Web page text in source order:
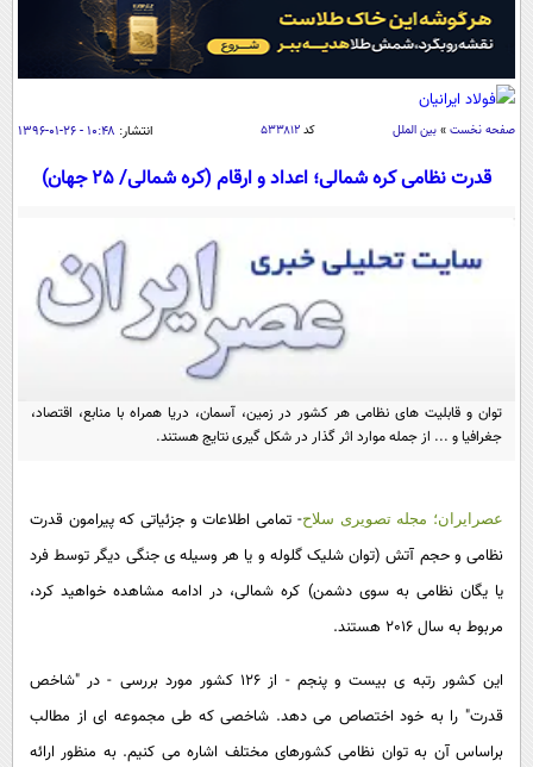
نظرسنجی
آب و هوا
اوقات شرعی
سواد زندگی
سیاسی
اقتصادی
جامعه
حوادث
یک برش دانایی
سفر و تفریح
بین الملل
علم و دانش
باشگاه مغز
سرگرمی
فناوری
عصر ایران 2
پیامک
روانشناسی
صفحه نخست » بین الملل کد۵۳۳۸۱۲ انتشار: ۱۰:۴۸ - ۲۶-۰۱-۱۳۹۶
قدرت نظامی کره شمالی؛ اعداد و ارقام (کره شمالی/ 25 جهان)
توان و قابلیت های نظامی هر کشور در زمین، آسمان، دریا همراه با منابع، اقتصاد،
جغرافیا و ... از جمله موارد اثر گذار در شکل گیری نتایج هستند.
عصرایران؛ مجله تصویری سلاح- تمامی اطلاعات و جزئیاتی که پیرامون قدرت
نظامی و حجم آتش (توان شلیک گلوله و یا هر وسیله ی جنگی دیگر توسط فرد
یا یگان نظامی به سوی دشمن) کره شمالی، در ادامه مشاهده خواهید کرد،
مربوط به سال 2016 هستند.
این کشور رتبه ی بیست و پنجم - از 126 کشور مورد بررسی - در "شاخص
قدرت" را به خود اختصاص می دهد. شاخصی که طی مجموعه ای از مطالب
براساس آن به توان نظامی کشورهای مختلف اشاره می کنیم. به منظور ارائه